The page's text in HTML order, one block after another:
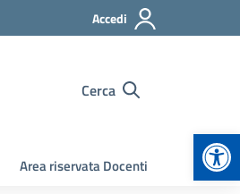
Accedi
Cerca
Area riservata Docenti